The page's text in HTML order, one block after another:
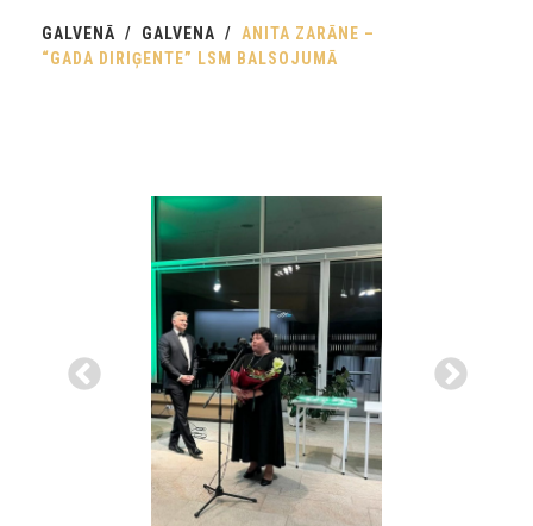
GALVENĀ GALVENA
ANITA ZARĀNE –
“GADA DIRIĢENTE” LSM BALSOJUMĀ